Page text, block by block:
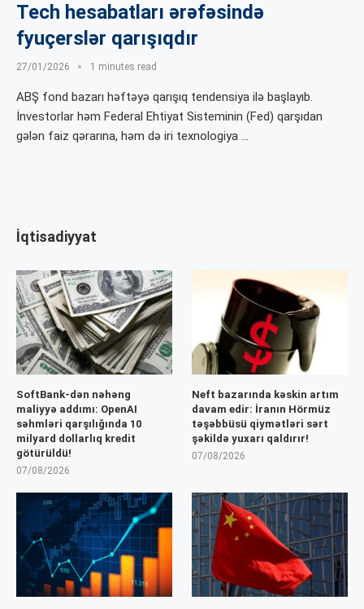
Tech hesabatları ərəfəsində
fyuçerslər qarışıqdır
27/01/2026 1 minutes read
ABŞ fond bazarı həftəyə qarışıq tendensiya ilə başlayıb.
İnvestorlar həm Federal Ehtiyat Sisteminin (Fed) qarşıdan
gələn faiz qərarına, həm də iri texnologiya …
İqtisadiyyat
SoftBank-dən nəhəng
maliyyə addımı: OpenAI
səhmləri qarşılığında 10
milyard dollarlıq kredit
götürüldü!
07/08/2026
Neft bazarında kəskin artım
davam edir: İranın Hörmüz
təşəbbüsü qiymətləri sərt
şəkildə yuxarı qaldırır!
07/08/2026